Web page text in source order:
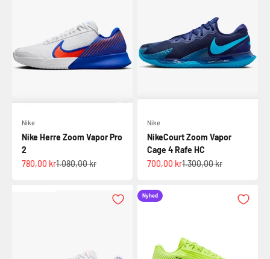
Nike
Nike Herre Zoom Vapor Pro
2
Salgspris
780,00 krNormalpris
1.080,00 kr
Nike
NikeCourt Zoom Vapor
Cage 4 Rafe HC
Salgspris
700,00 krNormalpris
1.300,00 kr
Nyhed